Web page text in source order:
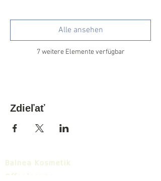
7 weitere Elemente verfügbar
Alle ansehen
Zdieľať
Balnea Kosmetik
Offenlegung